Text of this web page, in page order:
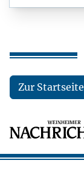
Zur Startseite